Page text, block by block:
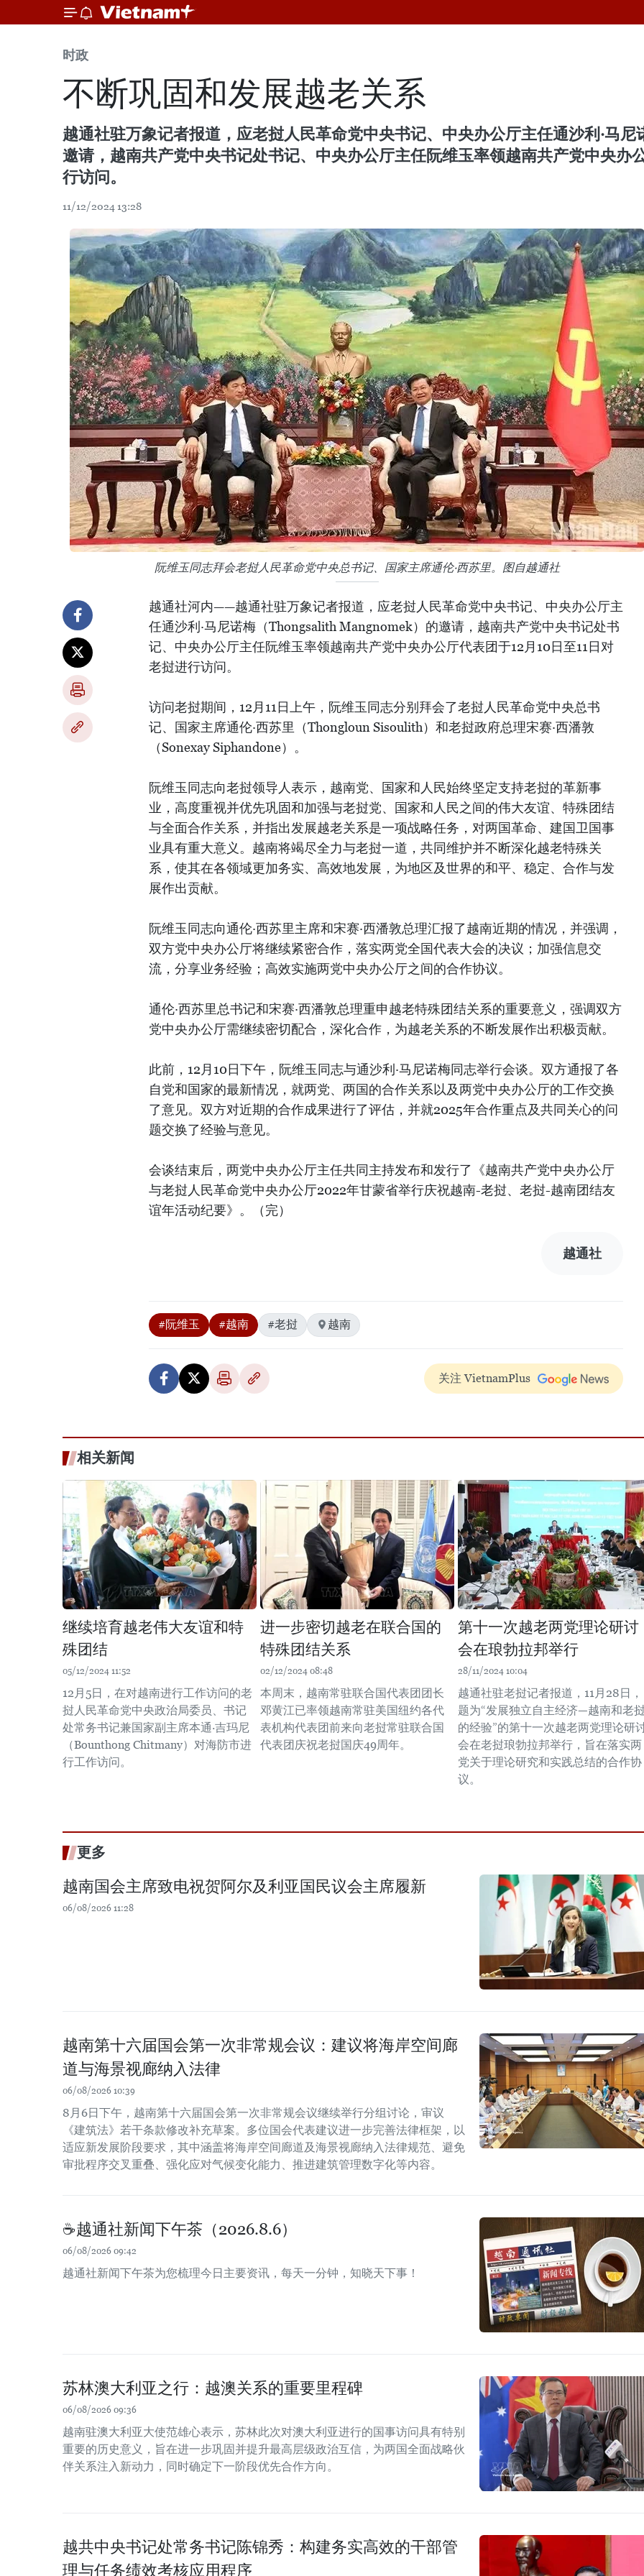
时政
不断巩固和发展越老关系
越通社驻万象记者报道，应老挝人民革命党中央书记、中央办公厅主任通沙利·马
邀请，越南共产党中央书记处书记、中央办公厅主任阮维玉率领越南共产党中央办
行访问。
11/12/2024 13:28
阮维玉同志拜会老挝人民革命党中央总书记、国家主席通伦·西苏里。图自越通社
越通社河内——越通社驻万象记者报道，应老挝人民革命党中央书记、中央办公厅主
任通沙利·马尼诺梅（Thongsalith Mangnomek）的邀请，越南共产党中央书记处书
记、中央办公厅主任阮维玉率领越南共产党中央办公厅代表团于12月10日至11日对
老挝进行访问。
访问老挝期间，12月11日上午，阮维玉同志分别拜会了老挝人民革命党中央总书
记、国家主席通伦·西苏里（Thongloun Sisoulith）和老挝政府总理宋赛·西潘敦
（Sonexay Siphandone）。
阮维玉同志向老挝领导人表示，越南党、国家和人民始终坚定支持老挝的革新事
业，高度重视并优先巩固和加强与老挝党、国家和人民之间的伟大友谊、特殊团结
与全面合作关系，并指出发展越老关系是一项战略任务，对两国革命、建国卫国事
业具有重大意义。越南将竭尽全力与老挝一道，共同维护并不断深化越老特殊关
系，使其在各领域更加务实、高效地发展，为地区及世界的和平、稳定、合作与发
展作出贡献。
阮维玉同志向通伦·西苏里主席和宋赛·西潘敦总理汇报了越南近期的情况，并强调，
双方党中央办公厅将继续紧密合作，落实两党全国代表大会的决议；加强信息交
流，分享业务经验；高效实施两党中央办公厅之间的合作协议。
通伦·西苏里总书记和宋赛·西潘敦总理重申越老特殊团结关系的重要意义，强调双方
党中央办公厅需继续密切配合，深化合作，为越老关系的不断发展作出积极贡献。
此前，12月10日下午，阮维玉同志与通沙利·马尼诺梅同志举行会谈。双方通报了各
自党和国家的最新情况，就两党、两国的合作关系以及两党中央办公厅的工作交换
了意见。双方对近期的合作成果进行了评估，并就2025年合作重点及共同关心的问
题交换了经验与意见。
会谈结束后，两党中央办公厅主任共同主持发布和发行了《越南共产党中央办公厅
与老挝人民革命党中央办公厅2022年甘蒙省举行庆祝越南-老挝、老挝-越南团结友
谊年活动纪要》。（完）
越通社
#阮维玉 #越南 #老挝 越南
关注 VietnamPlus
相关新闻
继续培育越老伟大友谊和特
殊团结
05/12/2024 11:52
12月5日，在对越南进行工作访问的老
挝人民革命党中央政治局委员、书记
处常务书记兼国家副主席本通·吉玛尼
（Bounthong Chitmany）对海防市进
行工作访问。
进一步密切越老在联合国的
特殊团结关系
02/12/2024 08:48
本周末，越南常驻联合国代表团团长
邓黄江已率领越南常驻美国纽约各代
表机构代表团前来向老挝常驻联合国
代表团庆祝老挝国庆49周年。
第十一次越老两党理论研讨
会在琅勃拉邦举行
28/11/2024 10:04
越通社驻老挝记者报道，11月28日，
题为“发展独立自主经济—越南和老
的经验”的第十一次越老两党理论研
会在老挝琅勃拉邦举行，旨在落实两
党关于理论研究和实践总结的合作协
议。 ​
更多
越南国会主席致电祝贺阿尔及利亚国民议会主席履新
06/08/2026 11:28
越南第十六届国会第一次非常规会议：建议将海岸空间廊
道与海景视廊纳入法律
06/08/2026 10:39
8月6日下午，越南第十六届国会第一次非常规会议继续举行分组讨论，审议
《建筑法》若干条款修改补充草案。多位国会代表建议进一步完善法律框架，以
适应新发展阶段要求，其中涵盖将海岸空间廊道及海景视廊纳入法律规范、避免
审批程序交叉重叠、强化应对气候变化能力、推进建筑管理数字化等内容。
☕️越通社新闻下午茶（2026.8.6）
06/08/2026 09:42
越通社新闻下午茶为您梳理今日主要资讯，每天一分钟，知晓天下事！
苏林澳大利亚之行：越澳关系的重要里程碑
06/08/2026 09:36
越南驻澳大利亚大使范雄心表示，苏林此次对澳大利亚进行的国事访问具有特别
重要的历史意义，旨在进一步巩固并提升最高层级政治互信，为两国全面战略伙
伴关系注入新动力，同时确定下一阶段优先合作方向。
越共中央书记处常务书记陈锦秀：构建务实高效的干部管
理与任务绩效考核应用程序